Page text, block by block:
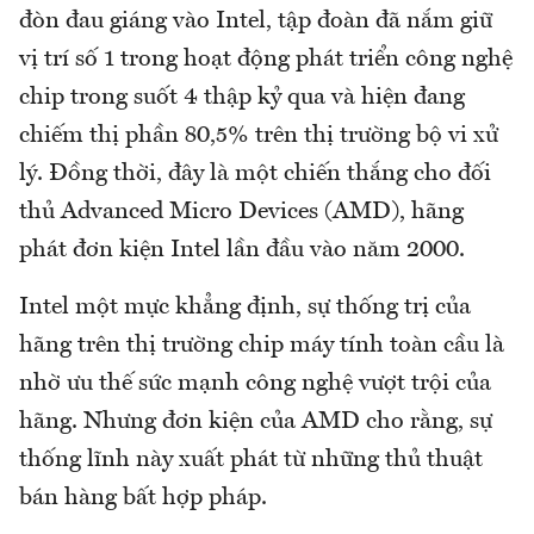
đòn đau giáng vào Intel, tập đoàn đã nắm giữ
vị trí số 1 trong hoạt động phát triển công nghệ
chip trong suốt 4 thập kỷ qua và hiện đang
chiếm thị phần 80,5% trên thị trường bộ vi xử
lý. Đồng thời, đây là một chiến thắng cho đối
thủ Advanced Micro Devices (AMD), hãng
phát đơn kiện Intel lần đầu vào năm 2000.
Intel một mực khẳng định, sự thống trị của
hãng trên thị trường chip máy tính toàn cầu là
nhờ ưu thế sức mạnh công nghệ vượt trội của
hãng. Nhưng đơn kiện của AMD cho rằng, sự
thống lĩnh này xuất phát từ những thủ thuật
bán hàng bất hợp pháp.